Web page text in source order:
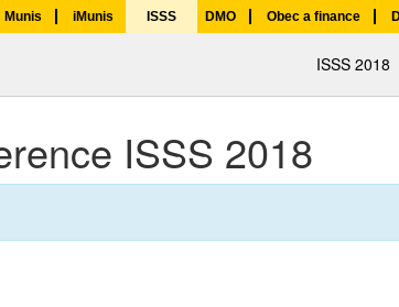
Munis iMunis ISSS DMO Obec a finance
ISSS 2018
ISSS 2018